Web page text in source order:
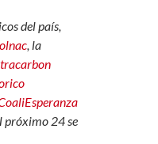
del país,
, la
próximo 24 se